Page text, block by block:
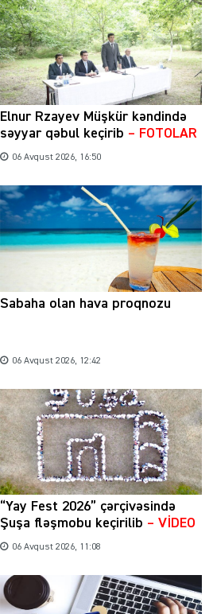
Elnur Rzayev Müşkür kəndində
səyyar qəbul keçirib – FOTOLAR
06 Avqust 2026, 16:50
Sabaha olan hava proqnozu
06 Avqust 2026, 12:42
“Yay Fest 2026” çərçivəsində
Şuşa fləşmobu keçirilib – VİDEO
06 Avqust 2026, 11:08